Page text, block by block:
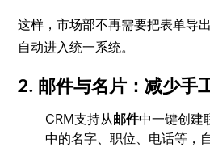
这样，市场部不再需要把表单导
自动进入统一系统。
2. 邮件与名片：减少手
CRM支持从邮件中一键创建
中的名字、职位、电话等，